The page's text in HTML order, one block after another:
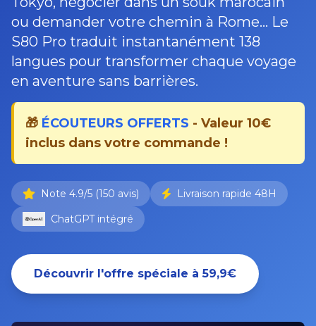
ou demander votre chemin à Rome... Le
S80 Pro traduit instantanément 138
langues pour transformer chaque voyage
en aventure sans barrières.
🎁 ÉCOUTEURS OFFERTS - Valeur 10€
inclus dans votre commande !
Note 4.9/5 (150 avis)
Livraison rapide 48H
ChatGPT intégré
Découvrir l'offre spéciale à 59,9€